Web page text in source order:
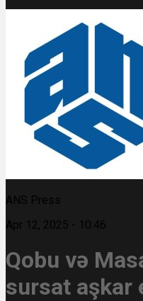
ANS Press
Apr 12, 2025 - 10:46
Qobu və
sursat aşkar